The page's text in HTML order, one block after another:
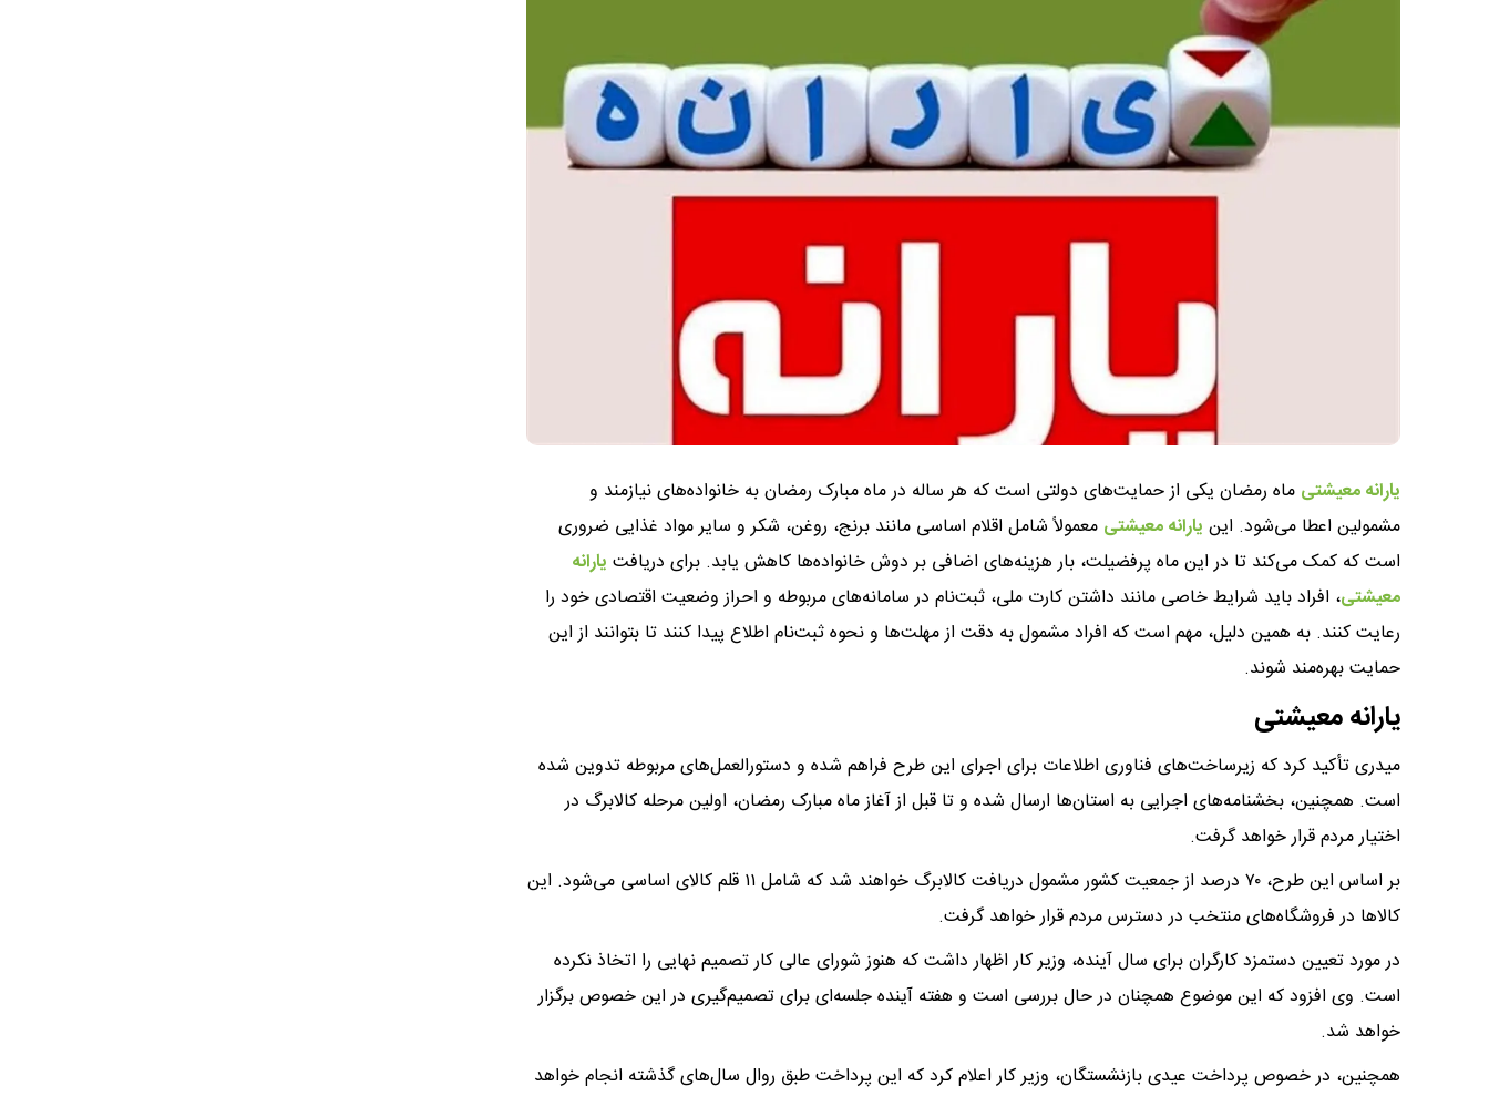
یارانه معیشتی ماه رمضان یکی از حمایت‌های دولتی است که هر ساله در ماه مبارک رمضان به خانواده‌های نیازمند و
مشمولین اعطا می‌شود. این یارانه معیشتی معمولاً شامل اقلام اساسی مانند برنج، روغن، شکر و سایر مواد غذایی ضروری
است که کمک می‌کند تا در این ماه پرفضیلت، بار هزینه‌های اضافی بر دوش خانواده‌ها کاهش یابد. برای دریافت یارانه
معیشتی، افراد باید شرایط خاصی مانند داشتن کارت ملی، ثبت‌نام در سامانه‌های مربوطه و احراز وضعیت اقتصادی خود را
رعایت کنند. به همین دلیل، مهم است که افراد مشمول به دقت از مهلت‌ها و نحوه ثبت‌نام اطلاع پیدا کنند تا بتوانند از این
حمایت بهره‌مند شوند.
یارانه معیشتی
میدری تأکید کرد که زیرساخت‌های فناوری اطلاعات برای اجرای این طرح فراهم شده و دستورالعمل‌های مربوطه تدوین شده
است. همچنین، بخشنامه‌های اجرایی به استان‌ها ارسال شده و تا قبل از آغاز ماه مبارک رمضان، اولین مرحله کالابرگ در
اختیار مردم قرار خواهد گرفت.
بر اساس این طرح، ۷۰ درصد از جمعیت کشور مشمول دریافت کالابرگ خواهند شد که شامل ۱۱ قلم کالای اساسی می‌شود. این
کالاها در فروشگاه‌های منتخب در دسترس مردم قرار خواهد گرفت.
در مورد تعیین دستمزد کارگران برای سال آینده، وزیر کار اظهار داشت که هنوز شورای عالی کار تصمیم نهایی را اتخاذ نکرده
است. وی افزود که این موضوع همچنان در حال بررسی است و هفته آینده جلسه‌ای برای تصمیم‌گیری در این خصوص برگزار
خواهد شد.
همچنین، در خصوص پرداخت عیدی بازنشستگان، وزیر کار اعلام کرد که این پرداخت طبق روال سال‌های گذشته انجام خواهد